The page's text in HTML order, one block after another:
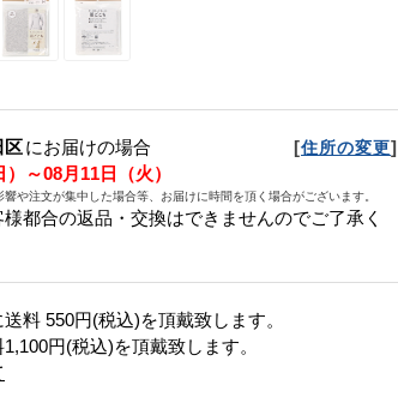
区にお届けの場合 [住所の変更]
～08月11日（火）
や注文が集中した場合等、お届けに時間を頂く場合がございます。
都合の返品・交換はできませんのでご了承く
送料 550円(税込)を頂戴致します。
円(税込)を頂戴致します。